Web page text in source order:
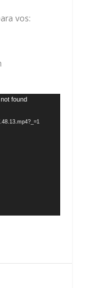
vos:
found